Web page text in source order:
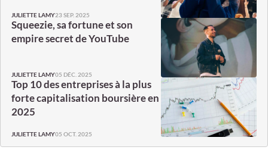
JULIETTE LAMY23 SEP. 2025
Squeezie, sa fortune et son
empire secret de YouTube
JULIETTE LAMY05 DÉC. 2025
Top 10 des entreprises à la plus
forte capitalisation boursière en
2025
JULIETTE LAMY05 OCT. 2025